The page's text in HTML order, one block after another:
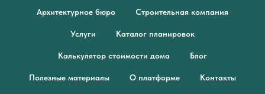
Архитектурное бюро Строительная компания
Услуги Каталог планировок
Калькулятор стоимости дома Блог
Полезные материалы О платформе Контакты